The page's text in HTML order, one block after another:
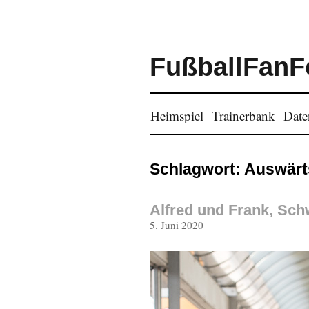
Heimspiel Trainerbank
Schlagwort:
Alfred und Frank,
Veröffentlicht
5. Juni 2020